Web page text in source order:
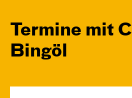
Termine mit
Bingöl